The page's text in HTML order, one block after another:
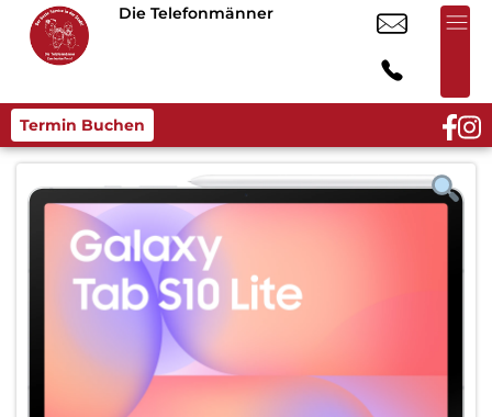
Die Telefonmänner
Termin Buchen